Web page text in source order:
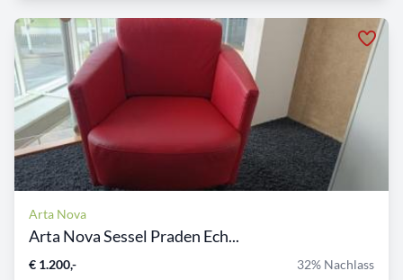
Arta Nova
Arta Nova Sessel Praden Ech...
€ 1.200,- 32% Nachlass